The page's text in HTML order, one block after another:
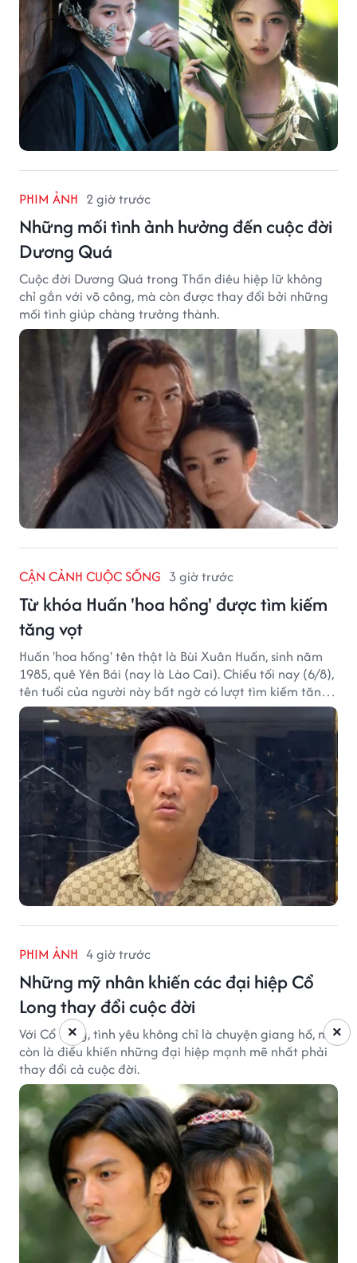
PHIM ẢNH 2 giờ trước
Những mối tình ảnh hưởng đến cuộc đời
Dương Quá
Cuộc đời Dương Quá trong Thần điêu hiệp lữ không
chỉ gắn với võ công, mà còn được thay đổi bởi những
mối tình giúp chàng trưởng thành.
CẬN CẢNH CUỘC SỐNG 3 giờ trước
Từ khóa Huấn 'hoa hồng' được tìm kiếm
tăng vọt
Huấn 'hoa hồng' tên thật là Bùi Xuân Huấn, sinh năm
1985, quê Yên Bái (nay là Lào Cai). Chiều tối nay (6/8),
tên tuổi của người này bất ngờ có lượt tìm kiếm tăng
vọt.
PHIM ẢNH 4 giờ trước
Những mỹ nhân khiến các đại hiệp Cổ
Long thay đổi cuộc đời
Với Cổ Long, tình yêu không chỉ là chuyện giang hồ, mà
còn là điều khiến những đại hiệp mạnh mẽ nhất phải
thay đổi cả cuộc đời.
×
×